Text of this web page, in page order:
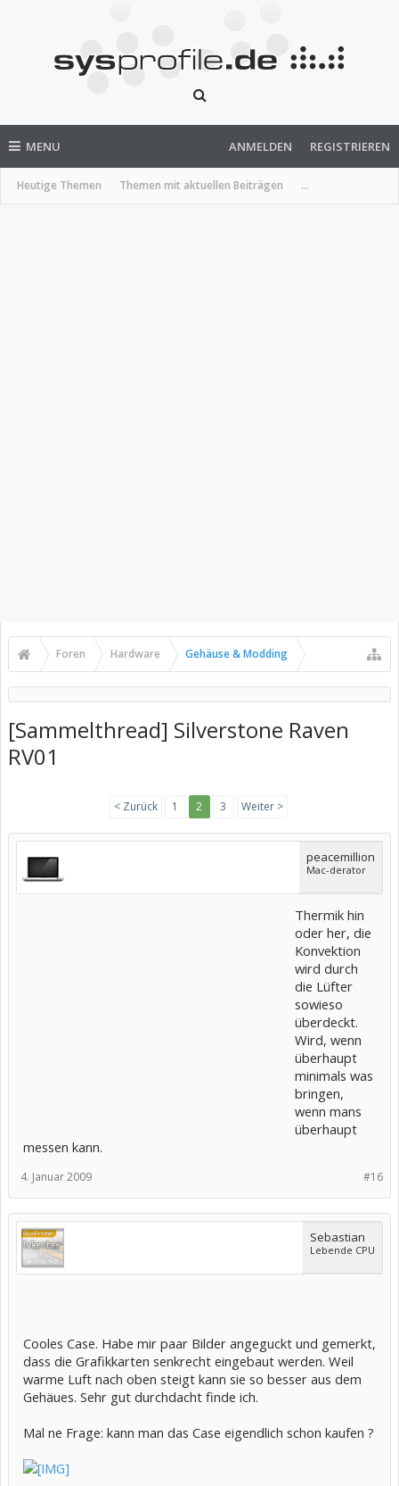
MENU
Heutige Themen Themen mit aktuellen Beiträgen ...
ANMELDEN REGISTRIEREN
Foren Hardware Gehäuse & Modding
[Sammelthread] Silverstone Raven
RV01
< Zurück 1 2 3 Weiter >
peacemillion
Mac-derator
Thermik hin
oder her, die
Konvektion
wird durch
die Lüfter
sowieso
überdeckt.
Wird, wenn
überhaupt
minimals was
bringen,
wenn mans
überhaupt
messen kann.
#16
4. Januar 2009
Sebastian
Lebende CPU
Cooles Case. Habe mir paar Bilder angeguckt und gemerkt,
dass die Grafikkarten senkrecht eingebaut werden. Weil
warme Luft nach oben steigt kann sie so besser aus dem
Gehäues. Sehr gut durchdacht finde ich.
Mal ne Frage: kann man das Case eigendlich schon kaufen ?